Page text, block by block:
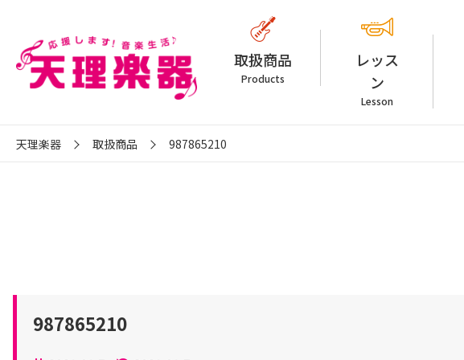
取扱商品
Products
レッス
ン
Lesson
天理楽器 取扱商品 987865210
987865210